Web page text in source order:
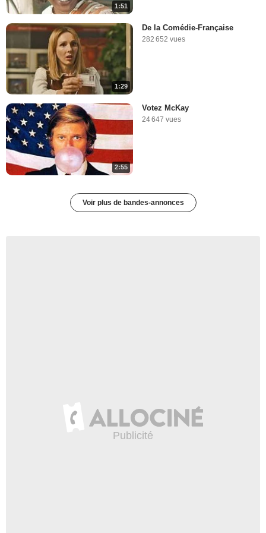
1:51
1:29
De la Comédie-Française
282 652 vues
2:55
Votez McKay
24 647 vues
Voir plus de bandes-annonces